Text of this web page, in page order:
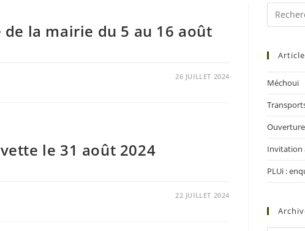
Méchoui
Invitation
PLUi :
la mairie du 5 au 16 août
26 JUILLET 2024
le 31 août 2024
22 JUILLET 2024